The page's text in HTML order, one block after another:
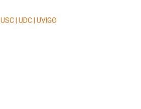
USC | UDC | UVIGO